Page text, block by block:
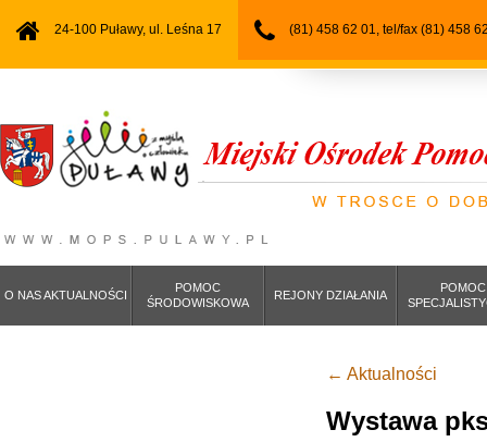
24-100 Puławy, ul. Leśna 17 (81) 458 62 01, tel/fax (81) 458
O NAS AKTUALNOŚCI
POMOC
ŚRODOWISKOWA
REJONY DZIAŁANIA
POMOC
← Aktualności
Wystawa